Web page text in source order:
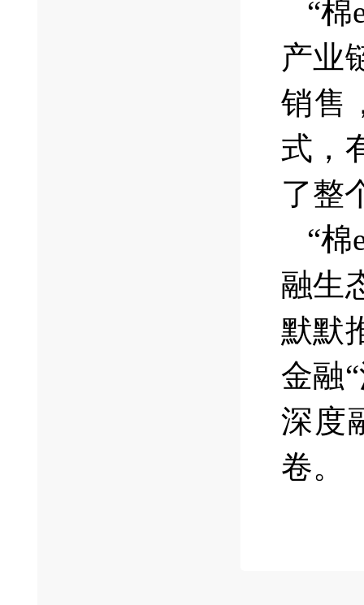
“
产业
销售
式，
了整
“
融生
默默
金融
深度
卷。